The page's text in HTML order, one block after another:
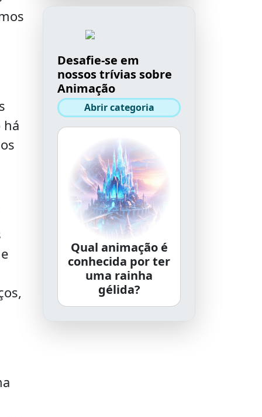
há
Desafie-se em
nossos trívias sobre
Animação
Abrir categoria
Qual animação é
conhecida por ter
uma rainha
gélida?